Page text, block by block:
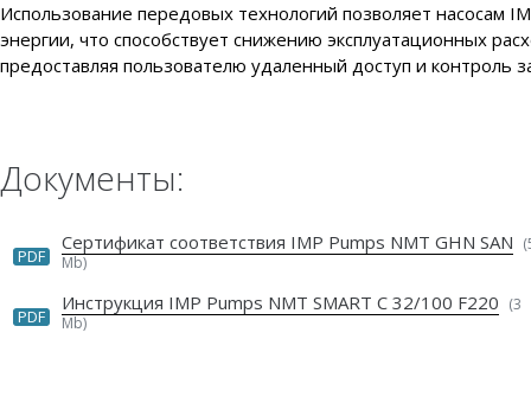
Использование передовых технологий позволяет
энергии, что способствует снижению эксплуатационных
предоставляя пользователю удаленный доступ и контроль
Документы:
PDF
Сертификат соответствия IMP Pumps NMT GHN SAN
Mb)
PDF
Инструкция IMP Pumps NMT SMART C 32/100 F220 (3
Mb)